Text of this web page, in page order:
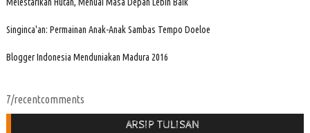
Singinca'an: Permainan Anak-Anak Sambas Tempo Doeloe
Blogger Indonesia Menduniakan Madura 2016
7/recentcomments
ARSIP TULISAN